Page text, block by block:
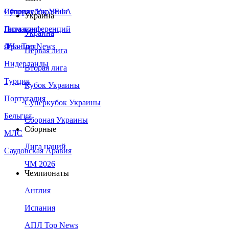
Сборная Украины
Италия
Германия
Франция
Нидерланды
Турция
Португалия
Бельгия
МЛС
Саудовская Аравия
Суперкубок УЕФА
Лига конференций
ЛЧ - Top News
Украина
Украина
Первая лига
Вторая лига
Кубок Украины
Суперкубок Украины
Сборная Украины
Сборные
Лига наций
ЧМ 2026
Чемпионаты
Англия
Испания
АПЛ Top News